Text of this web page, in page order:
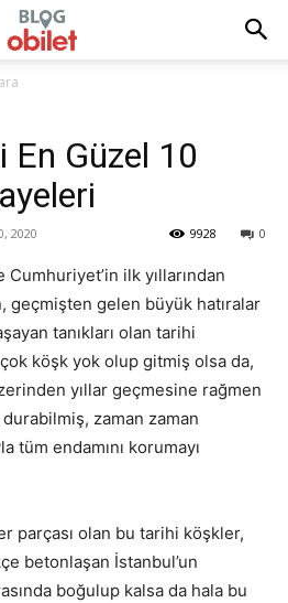
En Güzel 10
2020 0
9928
ilk yıllarından
geçmişten gelen büyük hatıralar
tanıkları olan tarihi
köşk yok olup gitmiş olsa da,
yıllar geçmesine rağmen
zaman zaman
tüm endamını korumayı
parçası olan bu tarihi köşkler,
betonlaşan İstanbul’un
boğulup kalsa da hala bu